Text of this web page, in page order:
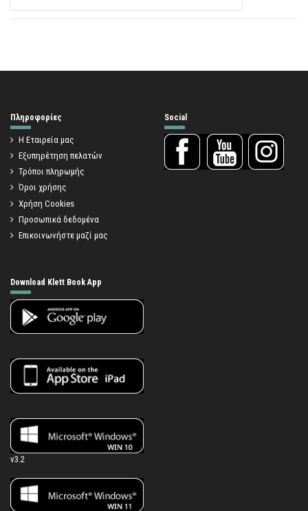
Πληροφορίες
Η Εταιρεία μας
Εξυπηρέτηση πελατών
Τρόποι πληρωμής
Όροι χρήσης
Χρήση Cookies
Προσωπικά δεδομένα
Επικοινωνήστε μαζί μας
Social
Download Klett Book App
v3.2